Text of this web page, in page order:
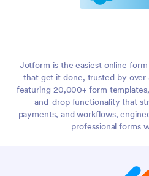
Jotform is the easiest online
that get it done, trusted by over
featuring 20,000+ form
and-drop functionality that
payments, and workflows,
professional forms